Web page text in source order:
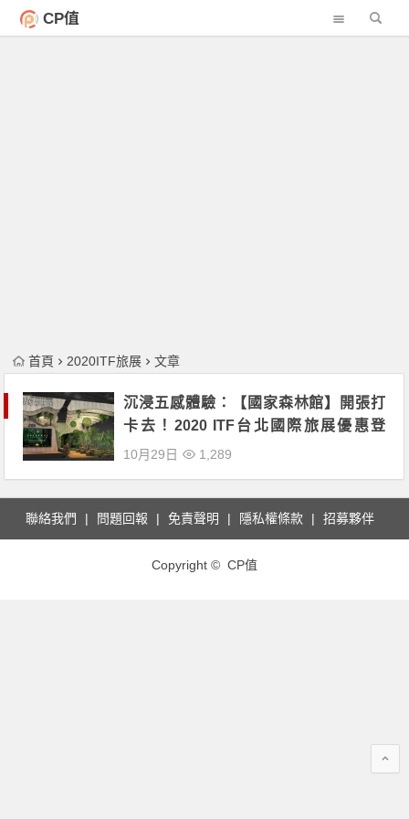
CP值
首頁 2020ITF旅展 文章
沉浸五感體驗：【國家森林館】開張打
卡去！2020 ITF台北國際旅展優惠登
場！
10月29日 1,289
聯絡我們 問題回報 免責聲明 隱私權條款 招募夥伴
Copyright © CP值